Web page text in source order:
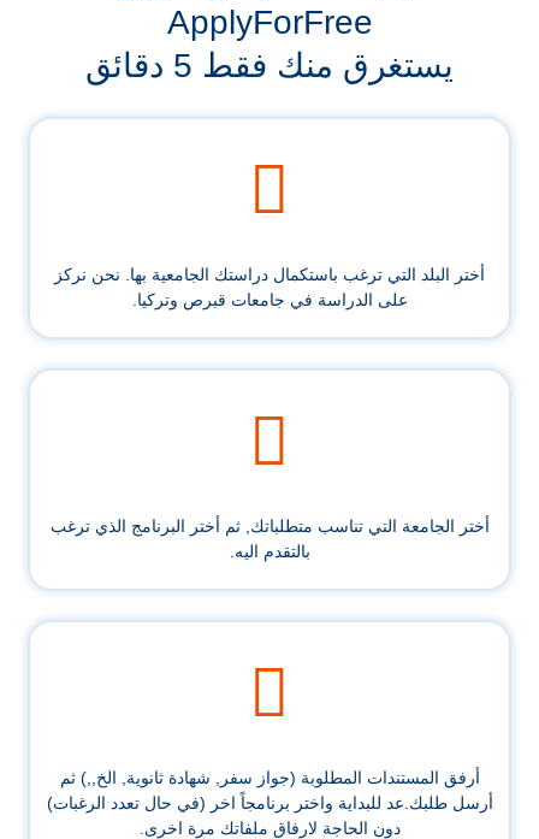
ApplyForFree
يستغرق منك فقط 5 دقائق
أختر البلد التي ترغب باستكمال دراستك الجامعية بها. نحن نركز
على الدراسة في جامعات قبرص وتركيا.
أختر الجامعة التي تناسب متطلباتك, ثم أختر البرنامج الذي ترغب
بالتقدم اليه.
أرفق المستندات المطلوبة (جواز سفر, شهادة ثانوية, الخ,,) ثم
أرسل طلبك.عد للبداية واختر برنامجاً اخر (في حال تعدد الرغبات)
دون الحاجة لارفاق ملفاتك مرة اخرى.